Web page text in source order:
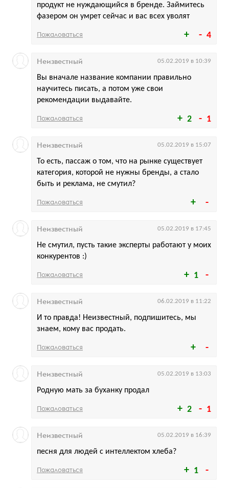
4
продукт не нуждающийся в бренде. Займитесь
фазером он умрет сейчас и вас всех уволят
Пожаловаться
2 1
Вы вначале название компании правильно
научитесь писать, а потом уже свои
рекомендации выдавайте.
Неизвестный 05.02.2019 в 10:39
Пожаловаться
То есть, пассаж о том, что на рынке существует
категория, которой не нужны бренды, а стало
быть и реклама, не смутил?
Неизвестный 05.02.2019 в 15:07
Пожаловаться
1
Не смутил, пусть такие эксперты работают у моих
конкурентов :)
Неизвестный 05.02.2019 в 17:45
Пожаловаться
И то правда! Неизвестный, подпишитесь, мы
знаем, кому вас продать.
Неизвестный 06.02.2019 в 11:22
Пожаловаться
2 1
Родную мать за буханку продал
Неизвестный 05.02.2019 в 13:03
Пожаловаться
1
песня для людей с интеллектом хлеба?
Неизвестный 05.02.2019 в 16:39
Пожаловаться